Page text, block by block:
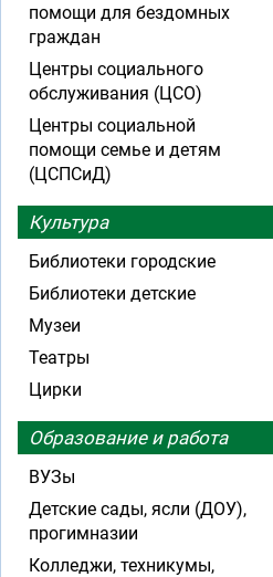
помощи для бездомных
граждан
Центры социального
обслуживания (ЦСО)
Центры социальной
помощи семье и детям
(ЦСПСиД)
Культура
Библиотеки городские
Библиотеки детские
Музеи
Театры
Цирки
Образование и работа
ВУЗы
Детские сады, ясли (ДОУ),
прогимназии
Колледжи, техникумы,